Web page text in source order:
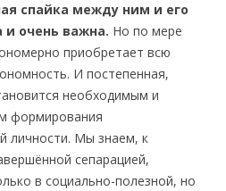
спайка между ним и его
очень важна. Но по мере
приобретает всю
И постепенная,
необходимым и
формирования
личности. Мы знаем, к
сепарацией,
в социально-полезной, но